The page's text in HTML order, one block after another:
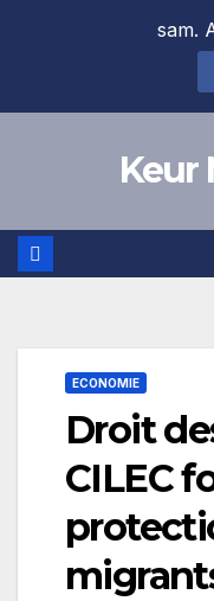
sam.
Keur
ECONOMIE
Droit
CILEC